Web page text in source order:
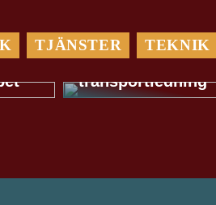
TJÄNSTER TEKNIK
logistik med ett
TMS-system: En
guide för
transportledning